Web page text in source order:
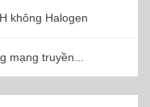
không Halogen
mạng truyền...